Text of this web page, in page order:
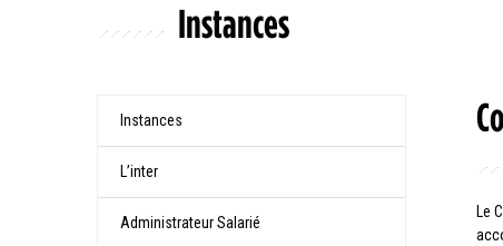
Instances
Instances
L’inter
Administrateur Salarié
Le